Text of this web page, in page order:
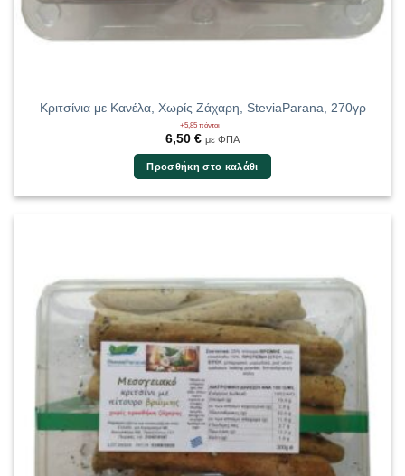
Κριτσίνια με Κανέλα, Χωρίς Ζάχαρη, SteviaParana, 270γρ
+5,85 πόντοι
6,50 € με ΦΠΑ
Προσθήκη στο καλάθι